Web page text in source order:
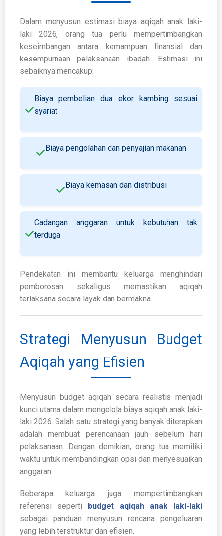
Dalam menyusun estimasi biaya aqiqah anak laki-
laki 2026, orang tua perlu mempertimbangkan
keseimbangan antara kemampuan finansial dan
kesempurnaan pelaksanaan ibadah. Estimasi ini
sebaiknya mencakup:
Biaya pembelian dua ekor kambing sesuai
syariat
Biaya pengolahan dan penyajian makanan
Biaya kemasan dan distribusi
Cadangan anggaran untuk kebutuhan tak
terduga
Pendekatan ini membantu keluarga menghindari
pemborosan sekaligus memastikan aqiqah
terlaksana secara layak dan bermakna.
Strategi Menyusun Budget
Aqiqah yang Efisien
Menyusun budget aqiqah secara realistis menjadi
kunci utama dalam mengelola biaya aqiqah anak laki-
laki 2026. Salah satu strategi yang banyak diterapkan
adalah membuat perencanaan jauh sebelum hari
pelaksanaan. Dengan demikian, orang tua memiliki
waktu untuk membandingkan opsi dan menyesuaikan
anggaran.
Beberapa keluarga juga mempertimbangkan
referensi seperti budget aqiqah anak laki-laki
sebagai panduan menyusun rencana pengeluaran
yang lebih terstruktur dan efisien.